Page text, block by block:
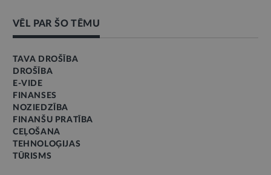
VĒL PAR ŠO TĒMU
TAVA DROŠĪBA
DROŠĪBA
E-VIDE
FINANSES
NOZIEDZĪBA
FINANŠU PRATĪBA
CEĻOŠANA
TEHNOLOĢIJAS
TŪRISMS